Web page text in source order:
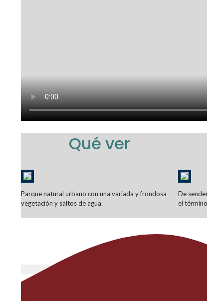
Qué ver
Parque natural urbano con una variada y frondosa
vegetación y saltos de agua.
De
el